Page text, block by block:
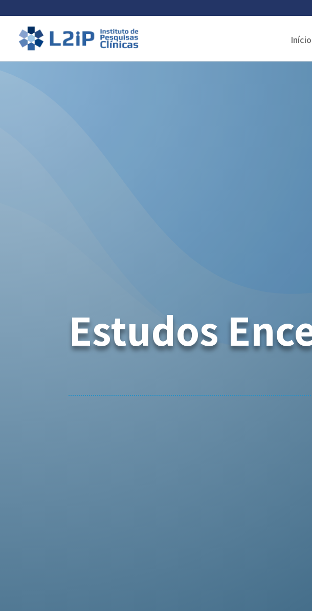
Início
Estudos